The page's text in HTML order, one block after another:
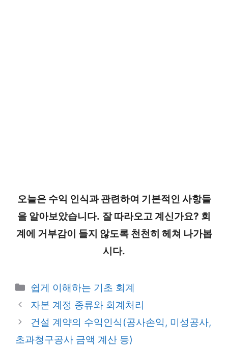
오늘은 수익 인식과 관련하여 기본적인 사항들
을 알아보았습니다. 잘 따라오고 계신가요? 회
계에 거부감이 들지 않도록 천천히 헤쳐 나가봅
시다.
카
테
고
리
쉽게 이해하는 기초 회계
자본 계정 종류와 회계처리
건설 계약의 수익인식(공사손익, 미성공사,
초과청구공사 금액 계산 등)